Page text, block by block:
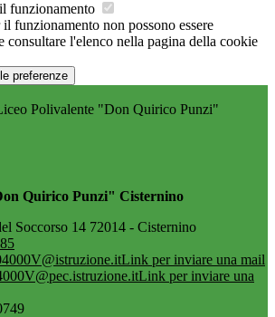
funzionamento
funzionamento non possono essere
consultare l'elenco nella pagina della cookie
preferenze
Polivalente "Don Quirico Punzi"
Quirico Punzi" Cisternino
Soccorso 14 72014 - Cisternino
Link per inviare una mail
Link per inviare una